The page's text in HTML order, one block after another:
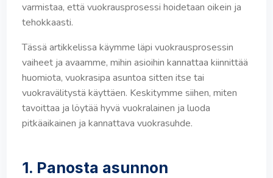
varmistaa, että vuokrausprosessi hoidetaan oikein ja
tehokkaasti.
Tässä artikkelissa käymme läpi vuokrausprosessin
vaiheet ja avaamme, mihin asioihin kannattaa kiinnittää
huomiota, vuokrasipa asuntoa sitten itse tai
vuokravälitystä käyttäen. Keskitymme siihen, miten
tavoittaa ja löytää hyvä vuokralainen ja luoda
pitkäaikainen ja kannattava vuokrasuhde.
1. Panosta asunnon